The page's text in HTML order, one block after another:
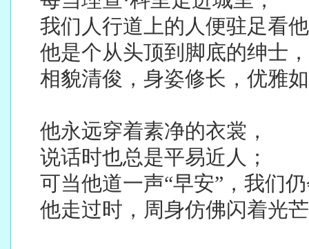
我们人行道上的人便驻足看
他是个从头顶到脚底的绅士，
相貌清俊，身姿修长，优雅
他永远穿着素净的衣裳，
说话时也总是平易近人；
可当他道一声“早安”，我们
他走过时，周身仿佛闪着光